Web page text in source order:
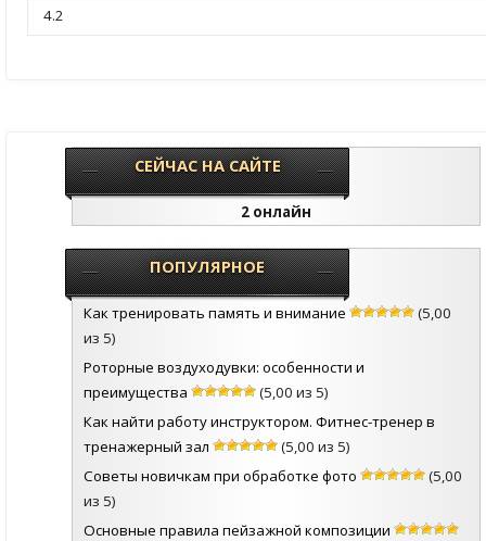
СЕЙЧАС НА САЙТЕ
2 онлайн
ПОПУЛЯРНОЕ
Как тренировать память и внимание
(5,00
из 5)
Роторные воздуходувки: особенности и
преимущества
(5,00 из 5)
Как найти работу инструктором. Фитнес-тренер в
тренажерный зал
(5,00 из 5)
Советы новичкам при обработке фото
(5,00
из 5)
Основные правила пейзажной композиции